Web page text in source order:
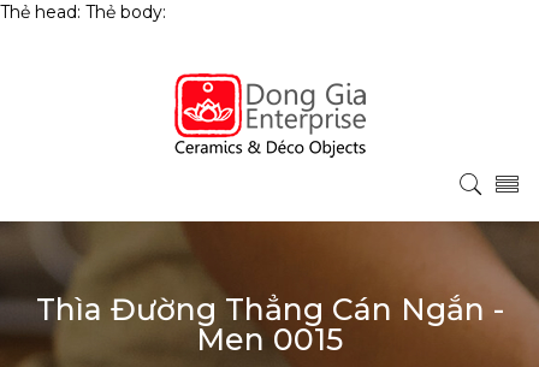
Thẻ head: Thẻ body:
Thìa Đường Thẳng Cán Ngắn -
Men 0015